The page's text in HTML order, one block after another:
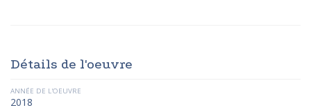
Détails de l'oeuvre
ANNÉE DE L'OEUVRE
2018